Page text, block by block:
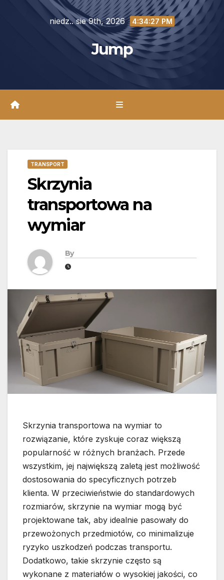
niedz.. sie 9th, 2026 4:34:28 PM
Jump
TRANSPORT
Skrzynia
transportowa na
wymiar
By
Skrzynia transportowa na wymiar to
rozwiązanie, które zyskuje coraz większą
popularność w różnych branżach. Przede
wszystkim, jej największą zaletą jest możliwość
dostosowania do specyficznych potrzeb
klienta. W przeciwieństwie do standardowych
rozmiarów, skrzynie na wymiar mogą być
projektowane tak, aby idealnie pasowały do
przewożonych przedmiotów, co minimalizuje
ryzyko uszkodzeń podczas transportu.
Dodatkowo, takie skrzynie często są
wykonane z materiałów o wysokiej jakości, co